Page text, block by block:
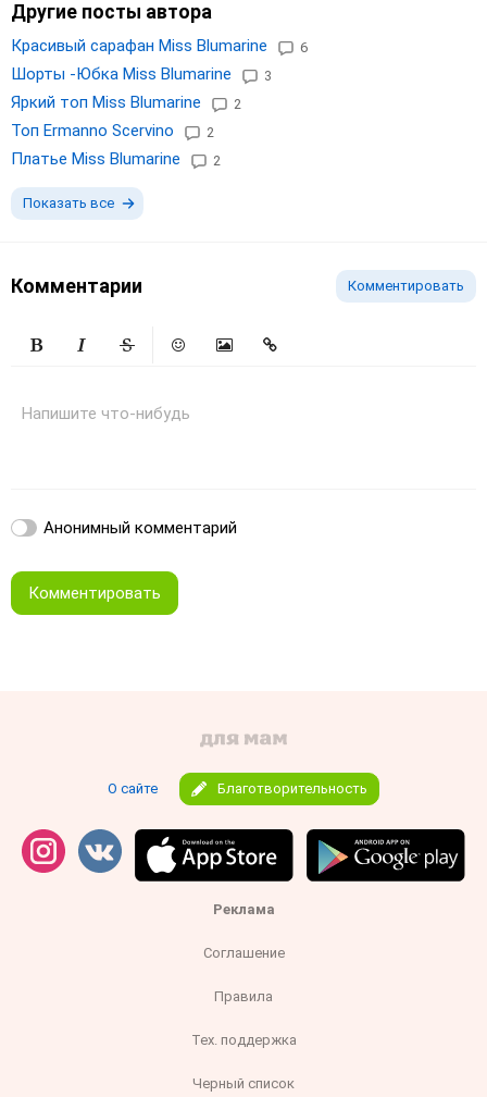
Другие посты автора
Красивый сарафан Miss Blumarine 6
Шорты -Юбка Miss Blumarine 3
Яркий топ Miss Blumarine 2
Топ Ermanno Scervino 2
Платье Miss Blumarine 2
Показать все
Комментарии Комментировать
Напишите что-нибудь
Анонимный комментарий
Комментировать
О сайте Благотворительность
Реклама
Соглашение
Правила
Тех. поддержка
Черный список